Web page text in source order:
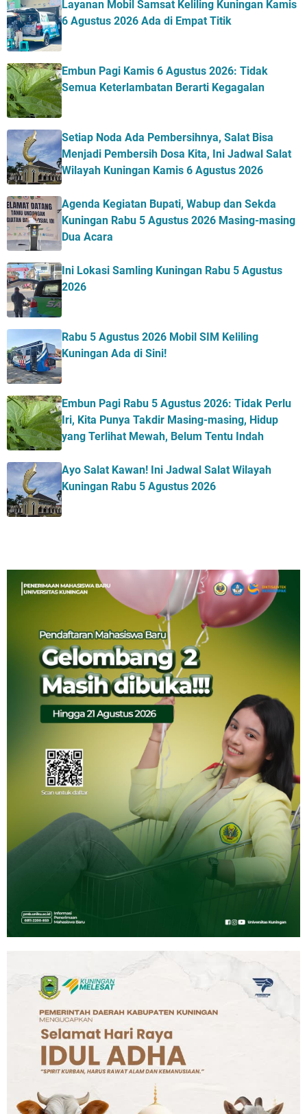
Layanan Mobil Samsat Keliling Kuningan Kamis
6 Agustus 2026 Ada di Empat Titik
Embun Pagi Kamis 6 Agustus 2026: Tidak
Semua Keterlambatan Berarti Kegagalan
Setiap Noda Ada Pembersihnya, Salat Bisa
Menjadi Pembersih Dosa Kita, Ini Jadwal Salat
Wilayah Kuningan Kamis 6 Agustus 2026
Agenda Kegiatan Bupati, Wabup dan Sekda
Kuningan Rabu 5 Agustus 2026 Masing-masing
Dua Acara
Ini Lokasi Samling Kuningan Rabu 5 Agustus
2026
Rabu 5 Agustus 2026 Mobil SIM Keliling
Kuningan Ada di Sini!
Embun Pagi Rabu 5 Agustus 2026: Tidak Perlu
Iri, Kita Punya Takdir Masing-masing, Hidup
yang Terlihat Mewah, Belum Tentu Indah
Ayo Salat Kawan! Ini Jadwal Salat Wilayah
Kuningan Rabu 5 Agustus 2026